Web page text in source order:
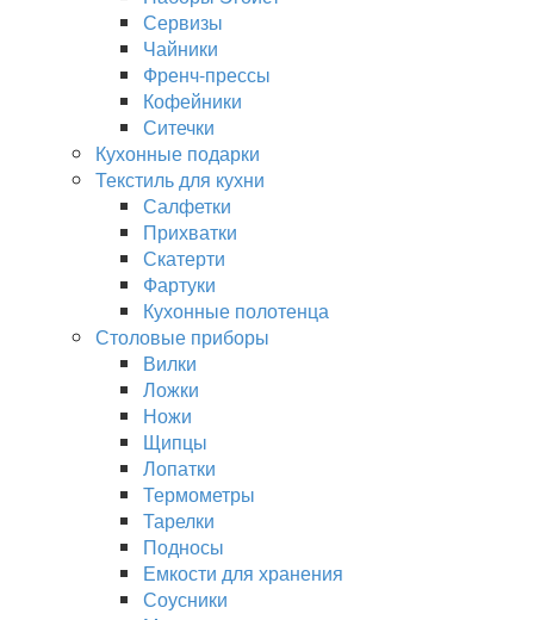
Сервизы
Чайники
Френч-прессы
Кофейники
Ситечки
Кухонные подарки
Текстиль для кухни
Салфетки
Прихватки
Скатерти
Фартуки
Кухонные полотенца
Столовые приборы
Вилки
Ложки
Ножи
Щипцы
Лопатки
Термометры
Тарелки
Подносы
Емкости для хранения
Соусники